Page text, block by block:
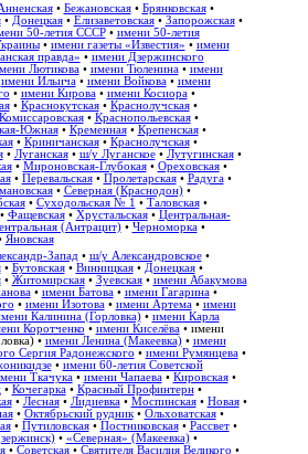
• Бежановская• Брянковская•
• Донецкая• Елизаветовская• Запорожская•
50-летия СССР• имени 50-летия
• имени газеты «Известия» • имени
правда» • имени Дзержинского
Лютикова• имени Тюленина• имени
имени Ильича• имени Войкова• имени
• имени Кирова• имени Косиора•
• Краснокутская• Краснолучская•
Комиссаровская• Краснопольевская•
Южная• Кременная• Крепенская•
• Криничанская• Краснолучская•
• Луганская• ш/у Луганское• Лутугинская•
• Мироновская-Глубокая• Ореховская•
• Перевальская• Пролетарская• Радуга•
• Северная (Краснодон)•
• Суходольская № 1 • Таловская•
Фащевская• Хрустальская• Центральная-
(Антрацит)• Черноморка•
Яновская
Запад • ш/у Александровское•
• Бутовская• Винницкая• Донецкая•
• Житомирская• Зуевская• имени Абакумова
• имени Батова• имени Гагарина•
• имени Изотова• имени Артема• имени
Калинина (Горловка)• имени Карла
Коротченко • имени Киселёва• имени
• имени Ленина (Макеевка)• имени
Сергия Радонежского • имени Румянцева•
• имени 60-летия Советской
Ткачука• имени Чапаева• Кировская•
• Кочегарка• Красный Профинтерн•
• Лесная• Лидиевка• Моспинская• Новая•
• Октябрьский рудник• Ольховатская•
• Путиловская• Постниковская• Рассвет•
• «Северная» (Макеевка)•
• Советская• Святителя Василия Великого •